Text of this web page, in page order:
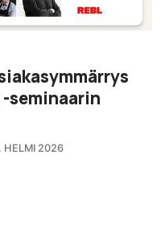
seminaarin
HELMI 2026